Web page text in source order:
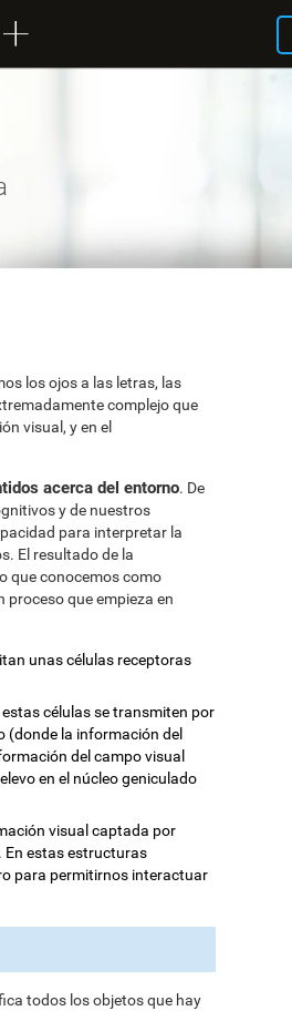
los ojos a las letras, las
complejo que
visual, y en el
acerca del entorno. De
y de nuestros
para interpretar la
El resultado de la
que conocemos como
proceso que empieza en
unas células receptoras
células se transmiten por
(donde la información del
del campo visual
en el núcleo geniculado
visual captada por
En estas estructuras
para permitirnos interactuar
todos los objetos que hay